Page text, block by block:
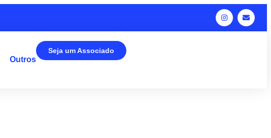
Outros
Seja um Associado